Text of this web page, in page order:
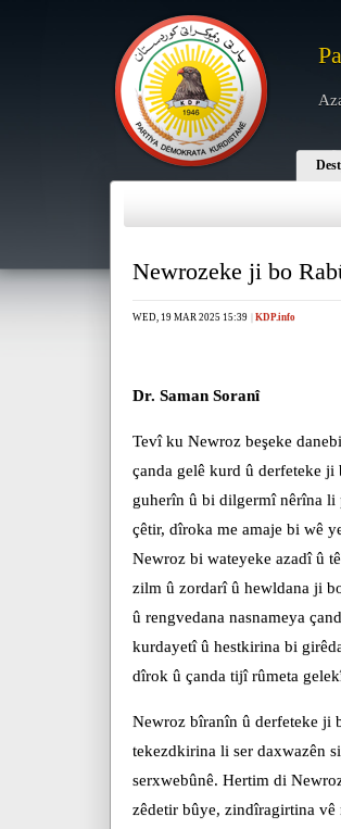
Newrozeke ji bo
WED, 19 MAR 2025 15:39 KDP.info
Dr. Saman Soranî
Tevî ku Newroz beşeke
çanda gelê kurd û derfeteke ji
guherîn û bi dilgermî nêrîna li
çêtir, dîroka me amaje bi wê
Newroz bi wateyeke azadî û
zilm û zordarî û hewldana ji
û rengvedana nasnameya
kurdayetî û hestkirina bi
dîrok û çanda tijî rûmeta
Newroz bîranîn û derfeteke ji
tekezdkirina li ser daxwazên
serxwebûnê. Hertim di
zêdetir bûye, zindîragirtina